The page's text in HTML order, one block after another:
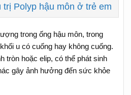
trị Polyp hậu môn ở trẻ em
trong ống hậu môn, trong
u có cuống hay không cuống.
tròn hoặc elip, có thể phát sinh
gây ảnh hưởng đến sức khỏe